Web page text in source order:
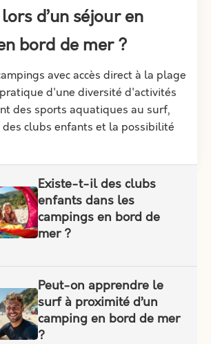
d’un séjour en
bord de mer ?
avec accès direct à la plage
d'une diversité d'activités
des sports aquatiques au surf,
clubs enfants et la possibilité
Existe-t-il des clubs
enfants dans les
campings en bord de
mer ?
Peut-on apprendre le
surf à proximité d’un
camping en bord de mer
?